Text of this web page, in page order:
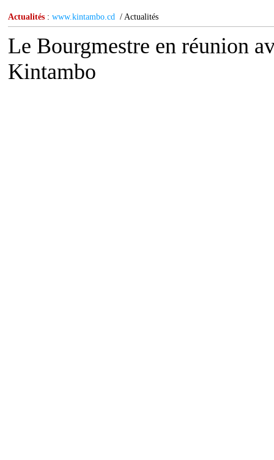
Actualités : www.kintambo.cd / Actualités
Le Bourgmestre en réunion
Kintambo